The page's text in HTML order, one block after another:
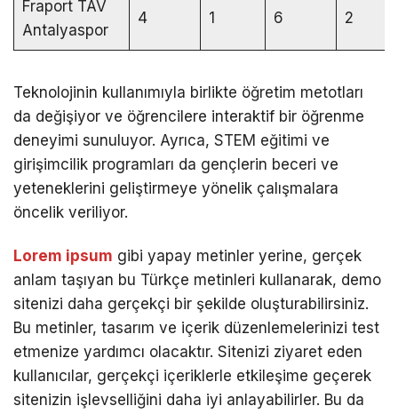
Fraport TAV
Antalyaspor
4 1 6 2
Teknolojinin kullanımıyla birlikte öğretim metotları
da değişiyor ve öğrencilere interaktif bir öğrenme
deneyimi sunuluyor. Ayrıca, STEM eğitimi ve
girişimcilik programları da gençlerin beceri ve
yeteneklerini geliştirmeye yönelik çalışmalara
öncelik veriliyor.
Lorem ipsum gibi yapay metinler yerine, gerçek
anlam taşıyan bu Türkçe metinleri kullanarak, demo
sitenizi daha gerçekçi bir şekilde oluşturabilirsiniz.
Bu metinler, tasarım ve içerik düzenlemelerinizi test
etmenize yardımcı olacaktır. Sitenizi ziyaret eden
kullanıcılar, gerçekçi içeriklerle etkileşime geçerek
sitenizin işlevselliğini daha iyi anlayabilirler. Bu da